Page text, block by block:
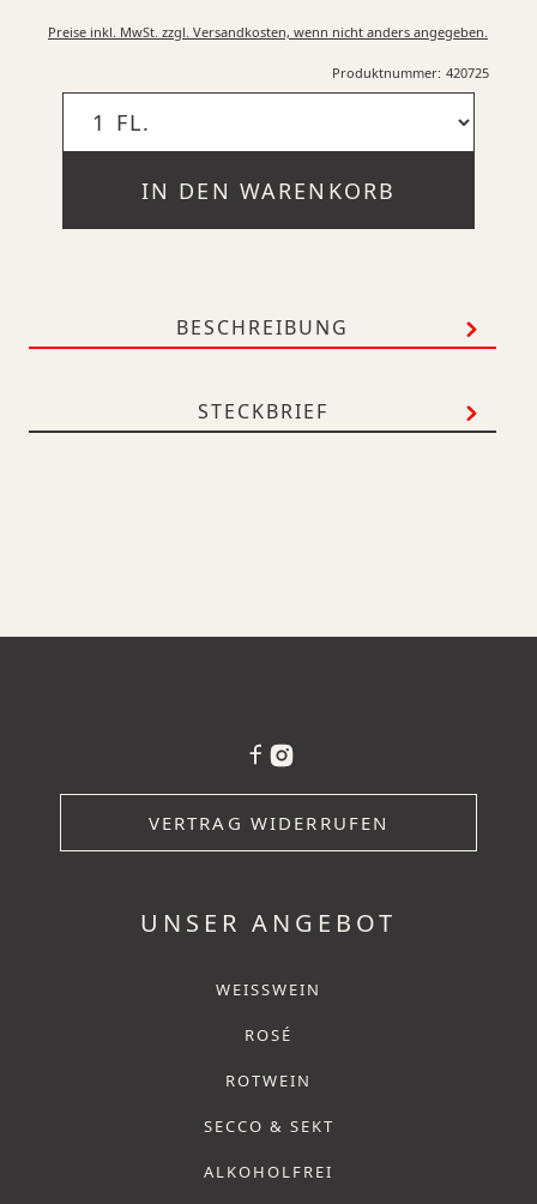
Preise inkl. MwSt. zzgl. Versandkosten, wenn nicht anders angegeben.
Produktnummer: 420725
IN DEN WARENKORB
BESCHREIBUNG
STECKBRIEF
VERTRAG WIDERRUFEN
UNSER ANGEBOT
WEISSWEIN
ROSÉ
ROTWEIN
SECCO & SEKT
ALKOHOLFREI